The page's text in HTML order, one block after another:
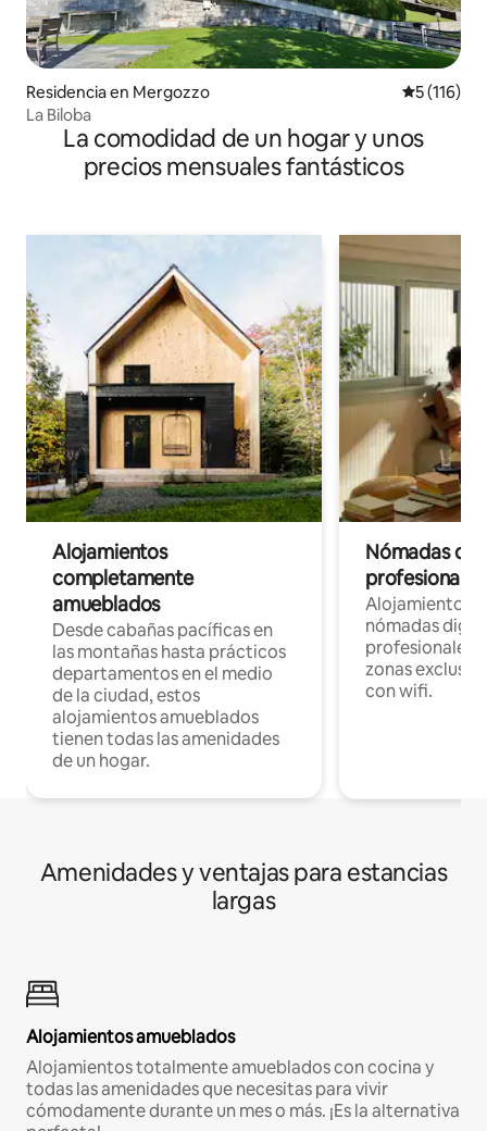
Residencia en Mergozzo
5 (116)
La Biloba
La comodidad de un hogar y unos
precios mensuales fantásticos
Alojamientos
completamente
amueblados
Desde cabañas pacíficas en
las montañas hasta prácticos
departamentos en el medio
de la ciudad, estos
alojamientos amueblados
tienen todas las amenidades
de un hogar.
Nómadas
Alojamientos
nómadas
profesionales
zonas
con wifi.
Amenidades y ventajas para estancias
largas
Alojamientos amueblados
Alojamientos totalmente amueblados con cocina y
todas las amenidades que necesitas para vivir
cómodamente durante un mes o más. ¡Es la alternativa